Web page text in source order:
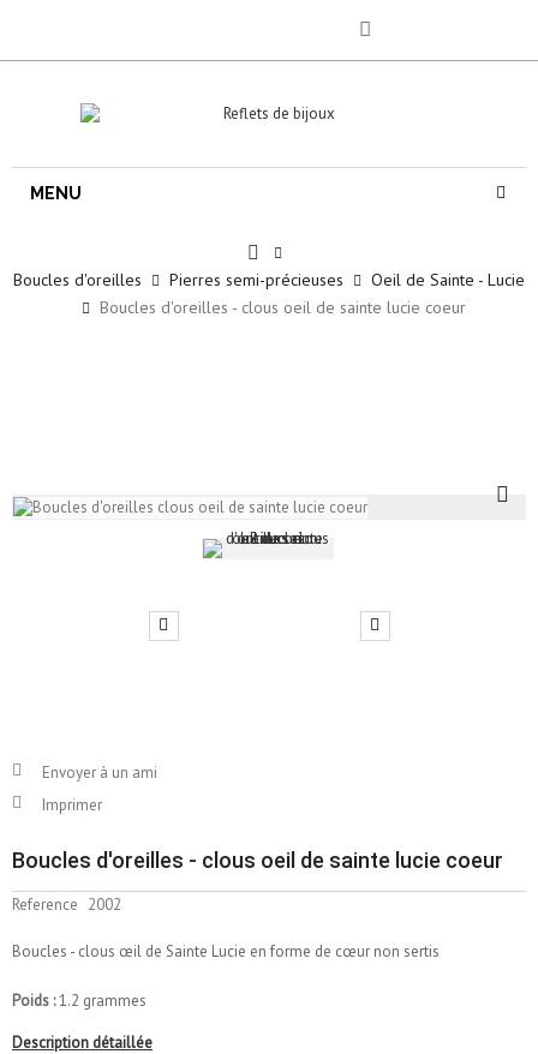
MENU
Boucles d'oreilles Pierres semi-précieuses
Oeil de Sainte - Lucie
Boucles d'oreilles - clous oeil de sainte lucie coeur
Envoyer à un ami
Imprimer
Boucles d'oreilles - clous oeil de sainte lucie coeur
Reference 2002
Boucles - clous œil de Sainte Lucie en forme de cœur non sertis
Poids :1.2 grammes
Description détaillée